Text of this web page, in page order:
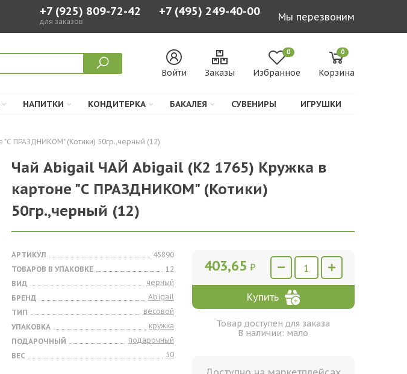
+7 (925) 809-72-42
для заказов
+7 (495) 249-40-00 Мы перезвоним
Войти Заказы
0
Избранное
0
Корзина
НАПИТКИ КОНДИТЕРКА БАКАЛЕЯ СУВЕНИРЫ ИГРУШКИ
ПРАЗДНИКОМ" (Котики) 50гр.,черный (12)
Чай Abigail ЧАЙ Abigail (К2 1765) Кружка в
картоне "С ПРАЗДНИКОМ" (Котики)
50гр.,черный (12)
АРТИКУЛ
45890
ТОВАРОВ В УПАКОВКЕ
12
ВИД
черный
БРЕНД
Abigail
ТИП
весовой
УПАКОВКА
кружка
ПОДАРОЧНЫЙ
подарочный
ВЕС
50
403,65 ₽
Купить
Товар доступен для заказа
В наличии: мало